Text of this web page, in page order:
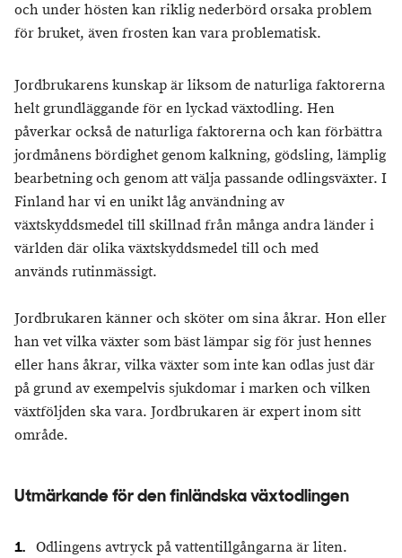
och under hösten kan riklig nederbörd orsaka problem
för bruket, även frosten kan vara problematisk.
Jordbrukarens kunskap är liksom de naturliga faktorerna
helt grundläggande för en lyckad växtodling. Hen
påverkar också de naturliga faktorerna och kan förbättra
jordmånens bördighet genom kalkning, gödsling, lämplig
bearbetning och genom att välja passande odlingsväxter. I
Finland har vi en unikt låg användning av
växtskyddsmedel till skillnad från många andra länder i
världen där olika växtskyddsmedel till och med
används rutinmässigt.
Jordbrukaren känner och sköter om sina åkrar. Hon eller
han vet vilka växter som bäst lämpar sig för just hennes
eller hans åkrar, vilka växter som inte kan odlas just där
på grund av exempelvis sjukdomar i marken och vilken
växtföljden ska vara. Jordbrukaren är expert inom sitt
område.
Utmärkande för den finländska växtodlingen
Odlingens avtryck på vattentillgångarna är liten.